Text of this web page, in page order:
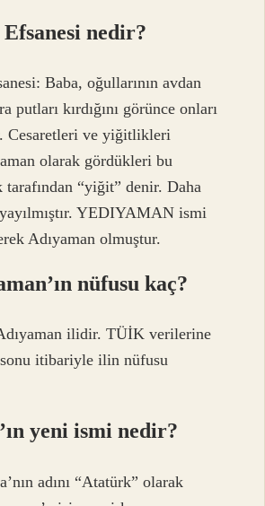
Efsanesi nedir?
Baba, oğullarının avdan
putları kırdığını görünce onları
Cesaretleri ve yiğitlikleri
olarak gördükleri bu
tarafından “yiğit” denir. Daha
YEDIYAMAN ismi
Adıyaman olmuştur.
nüfusu kaç?
ilidir. TÜİK verilerine
sonu itibariyle ilin nüfusu
yeni ismi nedir?
adını “Atatürk” olarak